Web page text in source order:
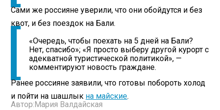
Сами же россияне уверили, что они обойдутся и без
квот, и без поездок на Бали.
«Очередь, чтобы поехать на 5 дней на Бали?
Нет, спасибо»; «Я просто выберу другой курорт с
адекватной туристической политикой», —
комментируют новость граждане.
Ранее россияне заявили, что готовы побороть холод
и пойти на шашлык на майские.
Автор: Мария Валдайская